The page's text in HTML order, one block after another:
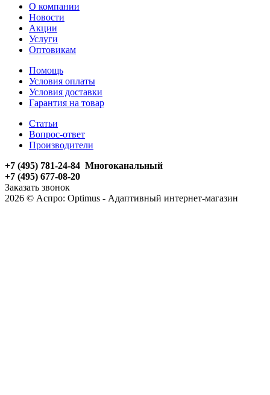
О компании
Новости
Акции
Услуги
Оптовикам
Помощь
Условия оплаты
Условия доставки
Гарантия на товар
Статьи
Вопрос-ответ
Производители
+7 (495) 781-24-84 Многоканальный
+7 (495) 677-08-20
Заказать звонок
2026 © Аспро: Optimus - Адаптивный интернет-магазин